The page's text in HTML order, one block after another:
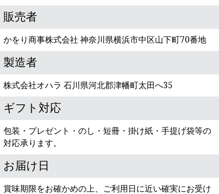
販売者
かをり商事株式会社 神奈川県横浜市中区山下町70番地
製造者
株式会社オハラ 石川県河北郡津幡町太田へ35
ギフト対応
包装・プレゼント・のし・短冊・掛け紙・手提げ袋等の
対応承ります。
お届け日
賞味期限をお確かめの上、ご利用日に近い確実にお受け